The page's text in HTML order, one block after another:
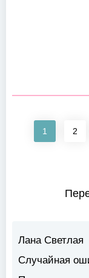
1 2
Лана Светлая
Случайная